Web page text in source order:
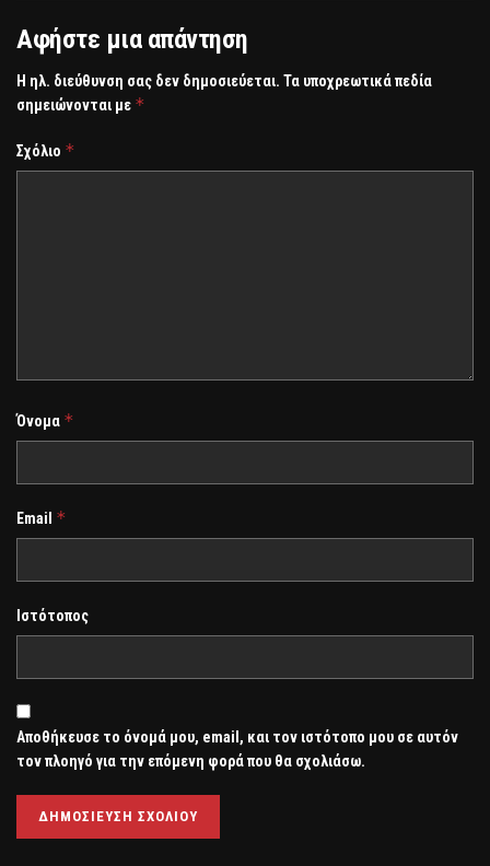
Αφήστε μια απάντηση
Η ηλ. διεύθυνση σας δεν δημοσιεύεται. Τα υποχρεωτικά πεδία
σημειώνονται με *
Σχόλιο *
Όνομα *
Email *
Ιστότοπος
Αποθήκευσε το όνομά μου, email, και τον ιστότοπο μου σε αυτόν
τον πλοηγό για την επόμενη φορά που θα σχολιάσω.